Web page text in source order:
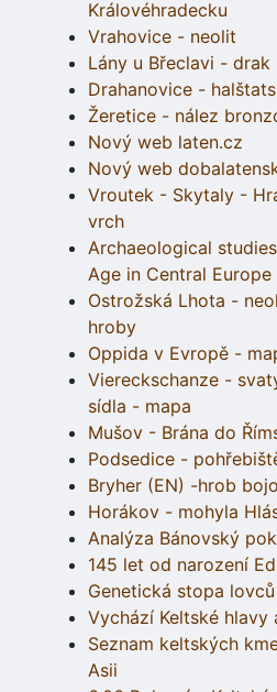
Královéhradecku
Vrahovice - neolit
Lány u Břeclavi -
Drahanovice -
Žeretice - nález
Nový web laten.cz
Nový web
Vroutek - Skytaly -
vrch
Archaeological
Age in Central Europe
Ostrožská Lhota -
hroby
Oppida v Evropě -
Viereckschanze -
sídla - mapa
Mušov - Brána do
Podsedice -
Bryher (EN) -hrob
Horákov - mohyla
Analýza Bánovský
145 let od narození
Genetická stopa
Vychází Keltské hlavy
Seznam keltských
Asii